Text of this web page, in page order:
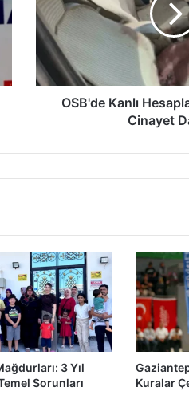
d
e
a
n
e
a
ş
m
a
:
G
a
z
i
a
OSB'de Kanlı
Cinayet
3 Yıl
Sorunları
Kuralar